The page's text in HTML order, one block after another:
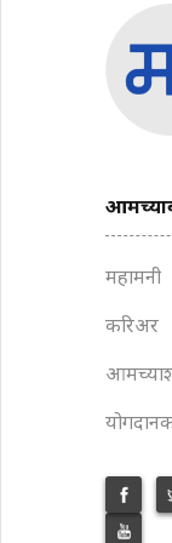
महामनी
करिअर